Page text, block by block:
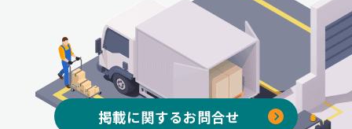
掲載に関するお問合せ